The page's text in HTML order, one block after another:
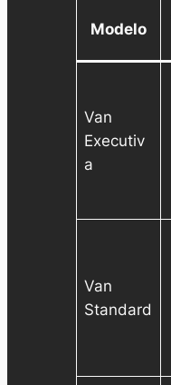
Modelo
Van
Executiv
a
Van
Standard